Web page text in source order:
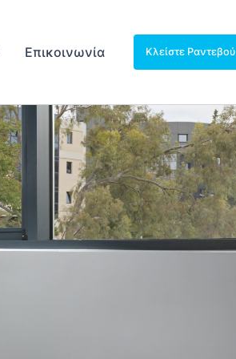
Επικοινωνία Κλείστε Ραντεβού